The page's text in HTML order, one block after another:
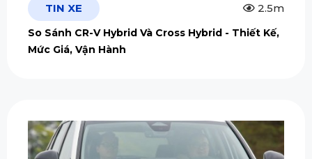
TIN XE 2.5m
So Sánh CR-V Hybrid Và Cross Hybrid - Thiết Kế,
Mức Giá, Vận Hành